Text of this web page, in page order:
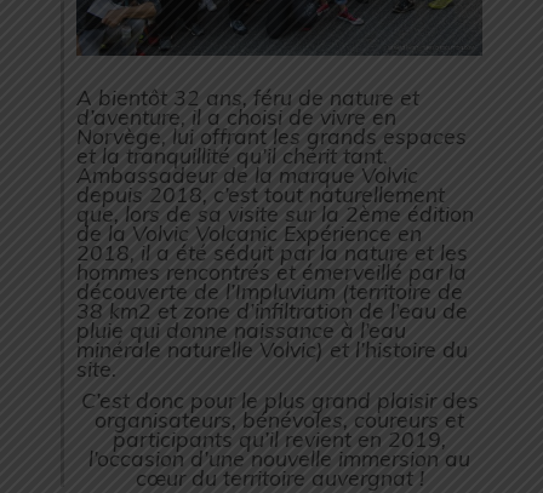
A bientôt 32 ans, féru de nature et
d’aventure, il a choisi de vivre en
Norvège, lui offrant les grands espaces
et la tranquillité qu’il chérit tant.
Ambassadeur de la marque Volvic
depuis 2018, c’est tout naturellement
que, lors de sa visite sur la 2ème édition
de la Volvic Volcanic Expérience en
2018, il a été séduit par la nature et les
hommes rencontrés et émerveillé par la
découverte de l’Impluvium (territoire de
38 km2 et zone d’infiltration de l’eau de
pluie qui donne naissance à l’eau
minérale naturelle Volvic) et l’histoire du
site.
C’est donc pour le plus grand plaisir des
organisateurs, bénévoles, coureurs et
participants qu’il revient en 2019,
l’occasion d’une nouvelle immersion au
cœur du territoire auvergnat !